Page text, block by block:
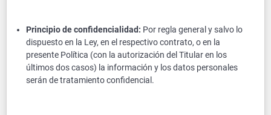
Principio de confidencialidad: Por regla general y salvo lo
dispuesto en la Ley, en el respectivo contrato, o en la
presente Política (con la autorización del Titular en los
últimos dos casos) la información y los datos personales
serán de tratamiento confidencial.